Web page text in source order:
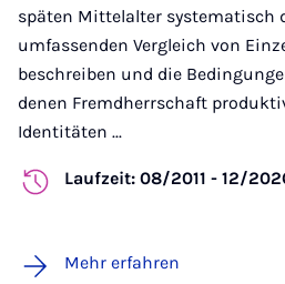
späten Mittelalter systematisch
umfassenden Vergleich von
beschreiben und die
denen Fremdherrschaft
Identitäten ...
Laufzeit: 08/2011 - 12/
Mehr erfahren